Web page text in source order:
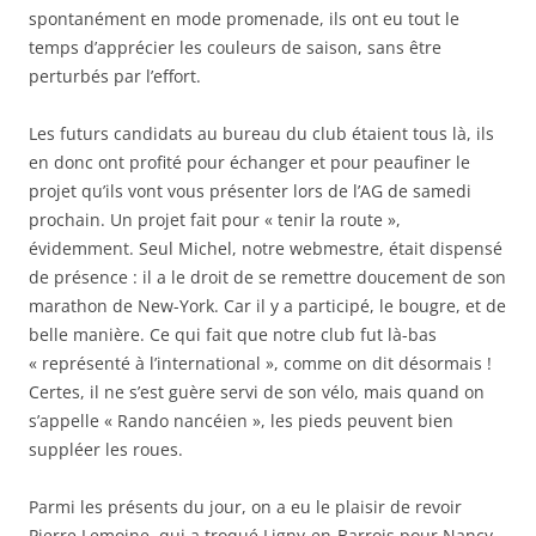
spontanément en mode promenade, ils ont eu tout le
temps d’apprécier les couleurs de saison, sans être
perturbés par l’effort.
Les futurs candidats au bureau du club étaient tous là, ils
en donc ont profité pour échanger et pour peaufiner le
projet qu’ils vont vous présenter lors de l’AG de samedi
prochain. Un projet fait pour « tenir la route »,
évidemment. Seul Michel, notre webmestre, était dispensé
de présence : il a le droit de se remettre doucement de son
marathon de New-York. Car il y a participé, le bougre, et de
belle manière. Ce qui fait que notre club fut là-bas
« représenté à l’international », comme on dit désormais !
Certes, il ne s’est guère servi de son vélo, mais quand on
s’appelle « Rando nancéien », les pieds peuvent bien
suppléer les roues.
Parmi les présents du jour, on a eu le plaisir de revoir